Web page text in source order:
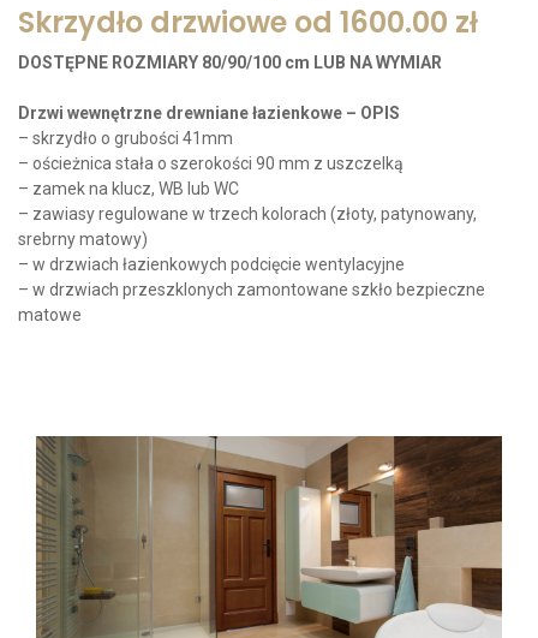
Skrzydło drzwiowe od 1600.00 zł
DOSTĘPNE ROZMIARY 80/90/100 cm LUB NA WYMIAR
Drzwi wewnętrzne drewniane łazienkowe – OPIS
– skrzydło o grubości 41mm
– ościeżnica stała o szerokości 90 mm z uszczelką
– zamek na klucz, WB lub WC
– zawiasy regulowane w trzech kolorach (złoty, patynowany,
srebrny matowy)
– w drzwiach łazienkowych podcięcie wentylacyjne
– w drzwiach przeszklonych zamontowane szkło bezpieczne
matowe